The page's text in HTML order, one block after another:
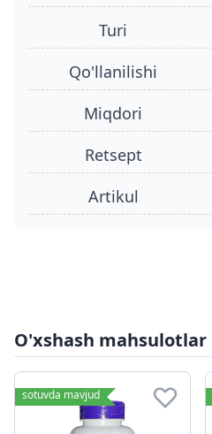
turi
qo'llanilishi
miqdori
retsept
Artikul
O'xshash mahsulotlar
sotuvda mavjud